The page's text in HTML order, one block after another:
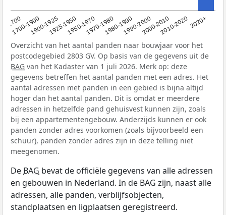
<1700
1700-19001900-19251925-19501950-19701970-19801980-19901990-20002000-20102010-20202020+
Overzicht van het aantal panden naar bouwjaar voor het
postcodegebied 2803 GV. Op basis van de gegevens uit de
BAG van het Kadaster van 1 juli 2026. Merk op: deze
gegevens betreffen het aantal panden met een adres. Het
aantal adressen met panden in een gebied is bijna altijd
hoger dan het aantal panden. Dit is omdat er meerdere
adressen in hetzelfde pand gehuisvest kunnen zijn, zoals
bij een appartementengebouw. Anderzijds kunnen er ook
panden zonder adres voorkomen (zoals bijvoorbeeld een
schuur), panden zonder adres zijn in deze telling niet
meegenomen.
De BAG bevat de officiële gegevens van alle adressen
en gebouwen in Nederland. In de BAG zijn, naast alle
adressen, alle panden, verblijfsobjecten,
standplaatsen en ligplaatsen geregistreerd.